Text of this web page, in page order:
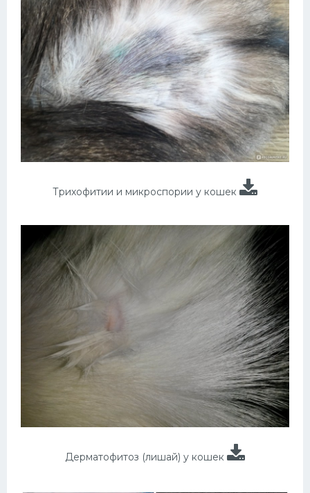
Трихофитии и микроспории у кошек
Дерматофитоз (лишай) у кошек